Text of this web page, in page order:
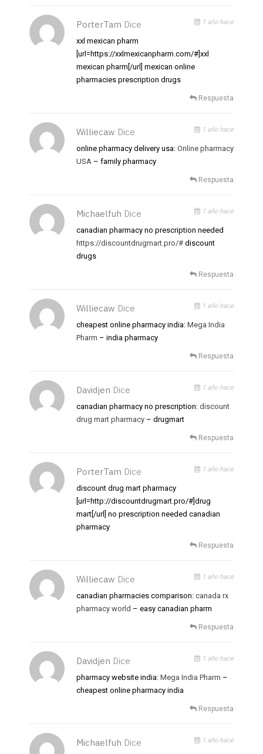
PorterTam Dice 1 año hace
xxl mexican pharm
[url=https://xxlmexicanpharm.com/#]xxl
mexican pharm[/url] mexican online
pharmacies prescription drugs
Respuesta
Williecaw Dice 1 año hace
online pharmacy delivery usa: Online pharmacy
USA – family pharmacy
Respuesta
Michaelfuh Dice 1 año hace
canadian pharmacy no prescription needed
https://discountdrugmart.pro/# discount
drugs
Respuesta
Williecaw Dice 1 año hace
cheapest online pharmacy india: Mega India
Pharm – india pharmacy
Respuesta
Davidjen Dice 1 año hace
canadian pharmacy no prescription: discount
drug mart pharmacy – drugmart
Respuesta
PorterTam Dice 1 año hace
discount drug mart pharmacy
[url=http://discountdrugmart.pro/#]drug
mart[/url] no prescription needed canadian
pharmacy
Respuesta
Williecaw Dice 1 año hace
canadian pharmacies comparison: canada rx
pharmacy world – easy canadian pharm
Respuesta
Davidjen Dice 1 año hace
pharmacy website india: Mega India Pharm –
cheapest online pharmacy india
Respuesta
Michaelfuh Dice 1 año hace